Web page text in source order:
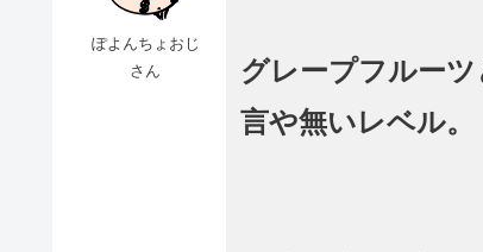
ぽよんちょおじ
さん
グレープフルー
言や無いレベル。